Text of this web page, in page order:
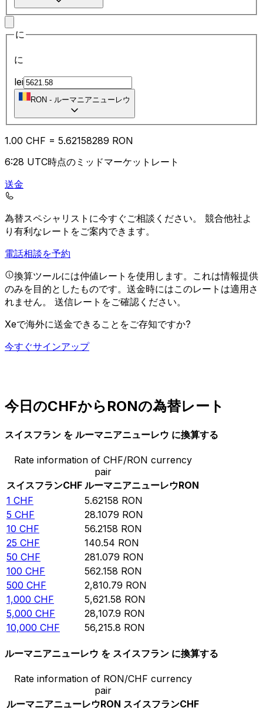
に
に
lei
RON - ルーマニアニューレウ
1.00 CHF = 5.62158289 RON
6:28 UTC時点のミッドマーケットレート
送金
為替スペシャリストに今すぐご相談ください。 競合他社よ
り有利なレートをご案内できます。
電話相談を予約
換算ツールには仲値レートを使用します。これは情報提供
のみを目的としたものです。送金時にはこのレートは適用さ
れません。 送信レートをご確認ください。
Xeで海外に送金できることをご存知ですか?
今すぐサインアップ
今日のCHFからRONの為替レート
スイスフラン を ルーマニアニューレウ に換算する
Rate information of CHF/RON currency
pair
スイスフランCHF ルーマニアニューレウRON
1 CHF 5.62158 RON
5 CHF 28.1079 RON
10 CHF 56.2158 RON
25 CHF 140.54 RON
50 CHF 281.079 RON
100 CHF 562.158 RON
500 CHF 2,810.79 RON
1,000 CHF 5,621.58 RON
5,000 CHF 28,107.9 RON
10,000 CHF 56,215.8 RON
ルーマニアニューレウ を スイスフラン に換算する
Rate information of RON/CHF currency
pair
ルーマニアニューレウRON スイスフランCHF